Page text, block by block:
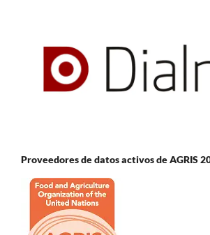
Proveedores de datos activos de AGRIS